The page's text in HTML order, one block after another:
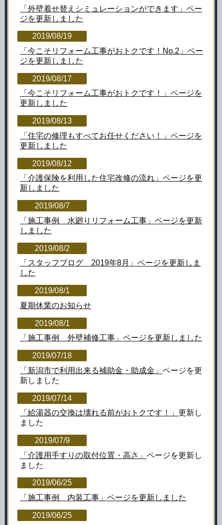
「外壁着せ替えシミュレーションができます」ペー
ジを更新しました
2019/08/19
「今こそリフォーム工事がおトクです！No.2」ペー
ジを更新しました
2019/08/17
「今こそリフォーム工事がおトクです！」ページを
更新しました
2019/08/13
「住宅の修理もすべてお任せください！」ページを
更新しました
2019/08/12
「介護保険を利用した住宅改修の流れ」ページを更
新しました
2019/08/7
「施工事例 水廻りリフォーム工事」ページを更新
しました
2019/08/2
「スタッフブログ 2019年8月」ページを更新しま
した
2019/08/1
夏期休業のお知らせ
2019/08/1
「施工事例 外壁補修工事」ページを更新しました
2019/07/18
「新潟市で利用出来る補助金・助成金」 ページを更
新しました
2019/07/14
「 給湯器の交換は壊れる前がおトクです！」 更新し
ました
2019/07/9
「介護用手すりの取付位置・高さ」 ページを更新し
ました
2019/06/25
「施工事例 内装工事」ページを更新しました
2019/06/25